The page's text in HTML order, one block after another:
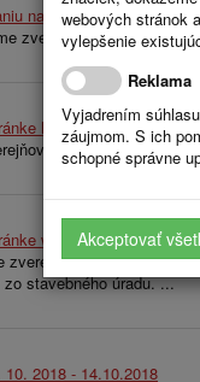
na stránke https://
zverejňovať na
https://
údajov pre
www.rzof.sk Úradna
Úradná
stavebného úradu. ...
2018 - 14.10.2018
webových stránok
vylepšenie
Reklama
Vyjadrením
záujmom. S ich
schopné správne
Akceptovať